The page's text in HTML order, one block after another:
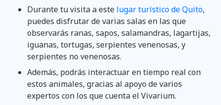
Durante tu visita a este lugar turístico de Quito,
puedes disfrutar de varias salas en las que
observarás ranas, sapos, salamandras, lagartijas,
iguanas, tortugas, serpientes venenosas, y
serpientes no venenosas.
Además, podrás interactuar en tiempo real con
estos animales, gracias al apoyo de varios
expertos con los que cuenta el Vivarium.